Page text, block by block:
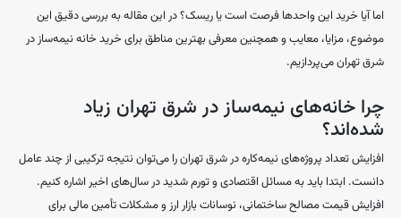
اما آیا خرید این واحدها فرصت است یا ریسک؟ در این مقاله به بررسی دقیق این
موضوع، مزایا، معایب و همچنین معرفی بهترین مناطق برای خرید خانه نیمه‌ساز در
شرق تهران می‌پردازیم.
چرا خانه‌های نیمه‌ساز در شرق تهران زیاد
شده‌اند؟
افزایش تعداد پروژه‌های نیمه‌کاره در شرق تهران را می‌توان نتیجه ترکیبی از چند عامل
دانست. ابتدا باید به مسائل اقتصادی و تورم شدید در سال‌های اخیر اشاره کنیم.
افزایش قیمت مصالح ساختمانی، نوسانات بازار ارز و مشکلات تأمین مالی برای